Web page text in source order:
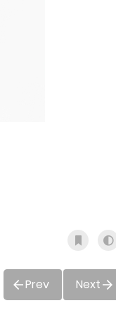
Prev Next